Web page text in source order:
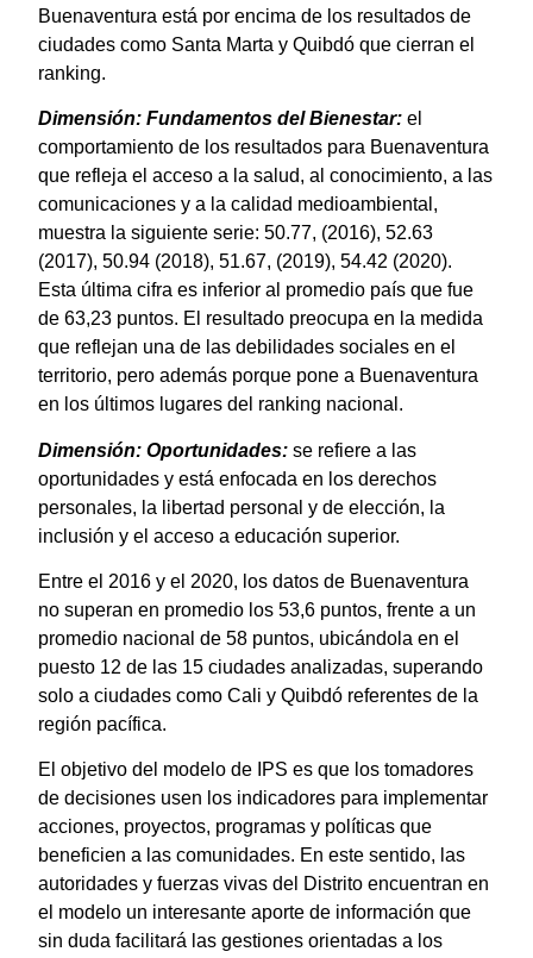
Buenaventura está por encima de los resultados de
ciudades como Santa Marta y Quibdó que cierran el
ranking.
Dimensión: Fundamentos del Bienestar:el
comportamiento de los resultados para Buenaventura
que refleja el acceso a la salud, al conocimiento, a las
comunicaciones y a la calidad medioambiental,
muestra la siguiente serie: 50.77, (2016), 52.63
(2017), 50.94 (2018), 51.67, (2019), 54.42 (2020).
Esta última cifra es inferior al promedio país que fue
de 63,23 puntos. El resultado preocupa en la medida
que reflejan una de las debilidades sociales en el
territorio, pero además porque pone a Buenaventura
en los últimos lugares del ranking nacional.
Dimensión: Oportunidades:se refiere a las
oportunidades y está enfocada en los derechos
personales, la libertad personal y de elección, la
inclusión y el acceso a educación superior.
Entre el 2016 y el 2020, los datos de Buenaventura
no superan en promedio los 53,6 puntos, frente a un
promedio nacional de 58 puntos, ubicándola en el
puesto 12 de las 15 ciudades analizadas, superando
solo a ciudades como Cali y Quibdó referentes de la
región pacífica.
El objetivo del modelo de IPS es que los tomadores
de decisiones usen los indicadores para implementar
acciones, proyectos, programas y políticas que
beneficien a las comunidades. En este sentido, las
autoridades y fuerzas vivas del Distrito encuentran en
el modelo un interesante aporte de información que
sin duda facilitará las gestiones orientadas a los